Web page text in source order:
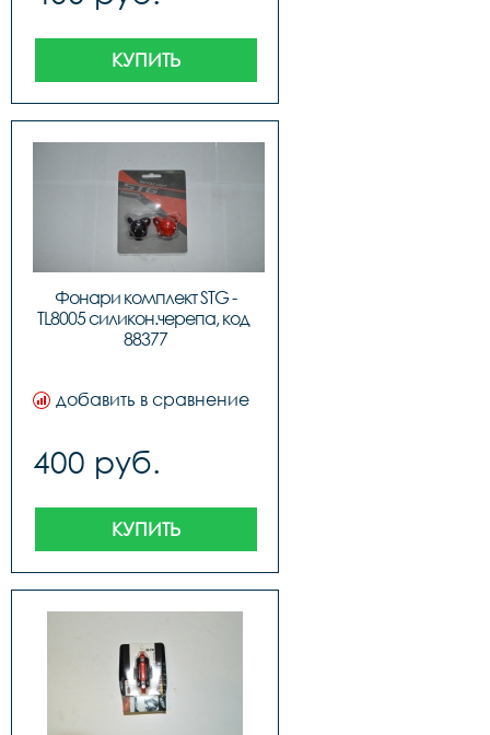
КУПИТЬ
Фонари комплект STG -
TL8005 силикон.черепа, код
88377
добавить в сравнение
400 руб.
КУПИТЬ